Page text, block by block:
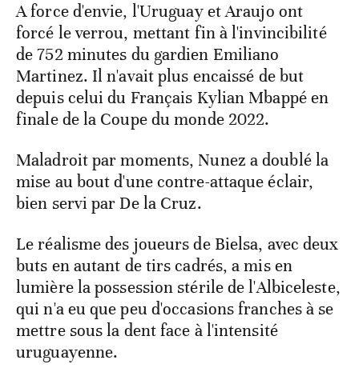
A force d'envie, l'Uruguay et Araujo ont
forcé le verrou, mettant fin à l'invincibilité
de 752 minutes du gardien Emiliano
Martinez. Il n'avait plus encaissé de but
depuis celui du Français Kylian Mbappé en
finale de la Coupe du monde 2022.
Maladroit par moments, Nunez a doublé la
mise au bout d'une contre-attaque éclair,
bien servi par De la Cruz.
Le réalisme des joueurs de Bielsa, avec deux
buts en autant de tirs cadrés, a mis en
lumière la possession stérile de l'Albiceleste,
qui n'a eu que peu d'occasions franches à se
mettre sous la dent face à l'intensité
uruguayenne.